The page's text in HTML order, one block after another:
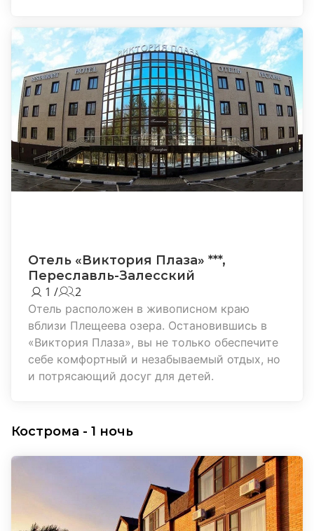
Отель «Виктория Плаза» ***,
Переславль-Залесский
1 /
2
Отель расположен в живописном краю
вблизи Плещеева озера. Остановившись в
«Виктория Плаза», вы не только обеспечите
себе комфортный и незабываемый отдых, но
и потрясающий досуг для детей.
Кострома - 1 ночь